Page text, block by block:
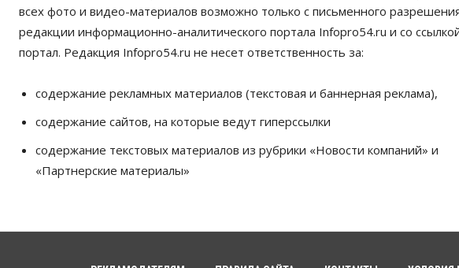
всех фото и видео-материалов возможно только с письменного
редакции информационно-аналитического портала Infopro54.ru и со
портал. Редакция Infopro54.ru не несет ответственность за:
содержание рекламных материалов (текстовая и баннерная реклама),
содержание сайтов, на которые ведут гиперссылки
содержание текстовых материалов из рубрики «Новости компаний» и
«Партнерские материалы»